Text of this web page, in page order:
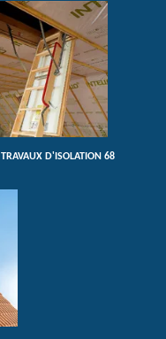
TRAVAUX D'ISOLATION 68